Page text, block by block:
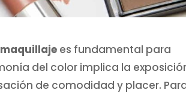
es fundamental para
del color implica la
de comodidad y placer.